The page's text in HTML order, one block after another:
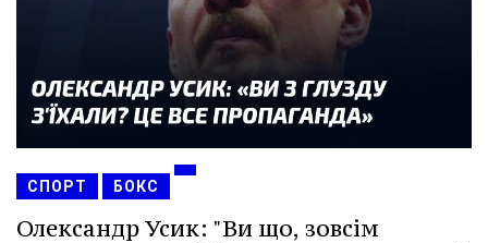
СПОРТ БОКС
Олександр Усик: "Ви що, зовсім